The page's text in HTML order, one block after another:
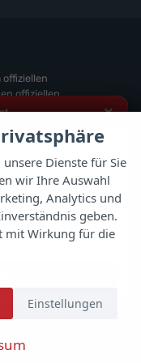
×
mich für das oben
und freue mich
offiziellen
gegebenenfalls
neuer PKW'
Treuhand
ist unter
GmbH
Dienste für Sie
wir Ihre Auswahl
Analytics und
geben.
mit Wirkung für die
Einstellungen